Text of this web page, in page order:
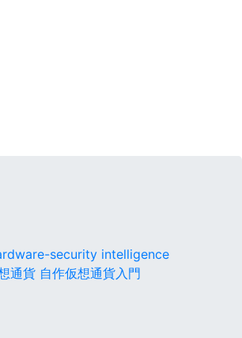
security intelligence
通貨 自作仮想通貨入門